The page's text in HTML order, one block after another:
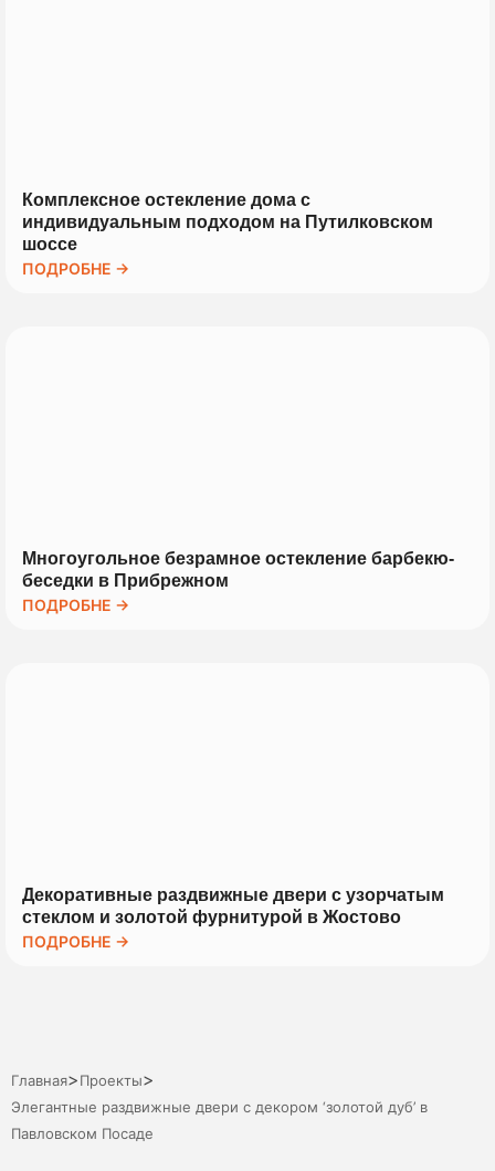
Комплексное остекление дома с
индивидуальным подходом на Путилковском
шоссе
ПОДРОБНЕ →
Многоугольное безрамное остекление барбекю-
беседки в Прибрежном
ПОДРОБНЕ →
Декоративные раздвижные двери с узорчатым
стеклом и золотой фурнитурой в Жостово
ПОДРОБНЕ →
Главная>Проекты>
Элегантные раздвижные двери с декором ‘золотой дуб’ в
Павловском Посаде